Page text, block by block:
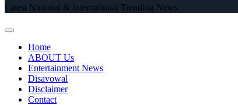
Latest National & International Trending News
Home
ABOUT Us
Entertainment News
Disavowal
Disclaimer
Contact